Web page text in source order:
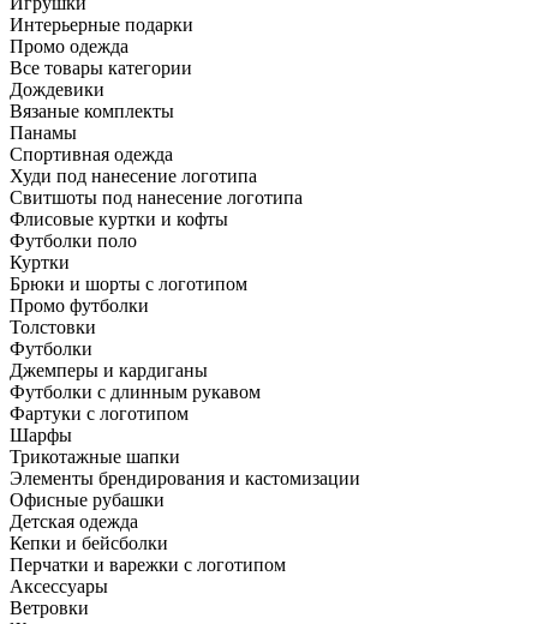
Интерьерные подарки
Промо одежда
Все товары категории
Дождевики
Вязаные комплекты
Панамы
Спортивная одежда
Худи под нанесение логотипа
Свитшоты под нанесение логотипа
Флисовые куртки и кофты
Футболки поло
Куртки
Брюки и шорты с логотипом
Промо футболки
Толстовки
Футболки
Джемперы и кардиганы
Футболки с длинным рукавом
Фартуки с логотипом
Шарфы
Трикотажные шапки
Элементы брендирования и кастомизации
Офисные рубашки
Детская одежда
Кепки и бейсболки
Перчатки и варежки с логотипом
Аксессуары
Ветровки